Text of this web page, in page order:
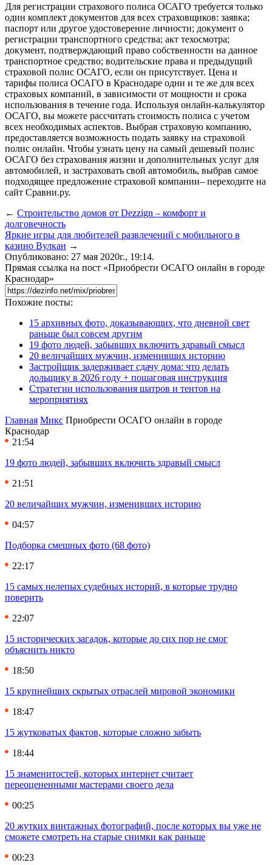
Для регистрации страхового полиса ОСАГО требуется только
один комплект документов для всех страховщиков: заявка;
паспорт или другое удостоверение личности; документ о
регистрации транспортного средства; акт техосмотра;
документ, подтверждающий право собственности на данное
транспортное средство; водительские права и предыдущий
страховой полис ОСАГО, если он присутствует. Цена и
тарифы полиса ОСАГО в Краснодаре одни и те же для всех
страховых компаний, в зависимости от мощности и срока
использования в течение года. Используя онлайн-калькулятор
ОСАГО, вы можете рассчитать стоимость полиса с учетом
всех необходимых аспектов. Выбрав страховую компанию,
предоставляется возможность подать заявку на страховой
полис онлайн. Чтобы узнать цену на самый дешевый полис
ОСАГО без страхования жизни и дополнительных услуг для
автомобилей, и застраховать свой автомобиль, выбрав самое
подходящее предложение страховой компании– переходите на
сайт Сравни.ру.
← Строительство домов от Dezzign – комфорт и
долговечность
Яркие игры для любителей развлечений с мобильного в
казино Вулкан →
Опубликовано: 27 мая 2020г., 19:14.
Прямая ссылка на пост «Приобрести ОСАГО онлайн в городе
Краснодар»
Похожие посты:
15 архивных фото, доказывающих, что дневной свет
раньше был совсем другим
19 фото людей, забывших включить здравый смысл
20 величайших мужчин, изменивших историю
Застройщик задерживает сдачу дома: что делать
дольщику в 2026 году + пошаговая инструкция
Стратегии использования шатров и тентов на
мероприятиях
Главная Микс Приобрести ОСАГО онлайн в городе
Краснодар
21:54
19 фото людей, забывших включить здравый смысл
21:51
20 величайших мужчин, изменивших историю
04:57
Подборка смешных фото (68 фото)
22:17
15 самых нелепых судебных историй, в которые трудно
поверить
22:07
15 исторических загадок, которые до сих пор не смог
объяснить никто
18:50
15 крупнейших скрытых отраслей мировой экономики
18:47
15 жутковатых фактов, которые сложно забыть
18:44
15 знаменитостей, которых интернет считает
переоцененными мастерами своего дела
00:25
20 жутких винтажных фотографий, после которых вы уже не
сможете смотреть на старые снимки как раньше
00:23